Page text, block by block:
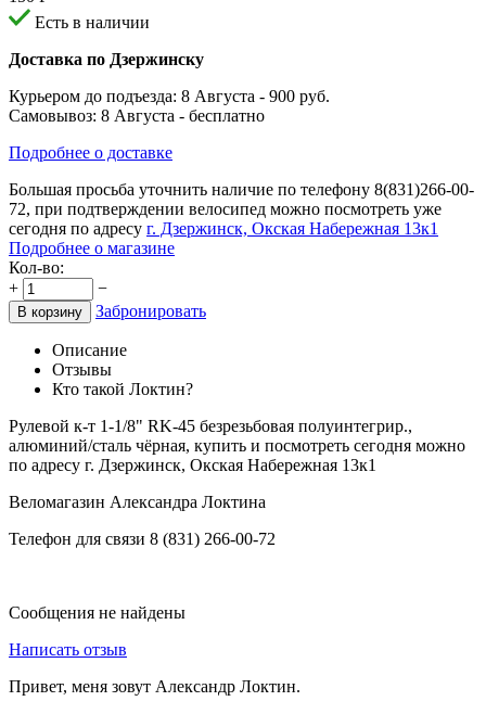
Есть в наличии
Доставка по Дзержинску
Курьером до подъезда: 8 Августа - 900 руб.
Самовывоз: 8 Августа - бесплатно
Подробнее о доставке
Большая просьба уточнить наличие по телефону 8(831)266-00-
72, при подтверждении велосипед можно посмотреть уже
сегодня по адресу г. Дзержинск, Окская Набережная 13к1
Подробнее о магазине
Кол-во:
+
−
В корзину Забронировать
Описание
Отзывы
Кто такой Локтин?
Рулевой к-т 1-1/8" RK-45 безрезьбовая полуинтегрир.,
алюминий/сталь чёрная, купить и посмотреть сегодня можно
по адресу г. Дзержинск, Окская Набережная 13к1
Веломагазин Александра Локтина
Телефон для связи 8 (831) 266-00-72
Сообщения не найдены
Написать отзыв
Привет, меня зовут Александр Локтин.